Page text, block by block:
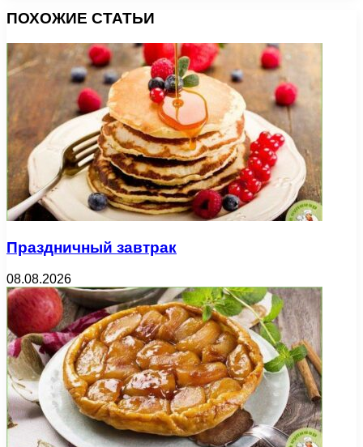
ПОХОЖИЕ СТАТЬИ
Праздничный завтрак
08.08.2026